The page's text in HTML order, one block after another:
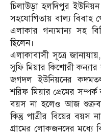
চিলাউড়া হলদিপুর
সহযোগিতায় বাল্য বিবাহ
এলাকার গন্যমান্য সহ
ছিলেন।
এলাকাবাসী সূত্রে
সুফি মিয়ার কিশোরী কন্যার
জগদল ইউনিয়নের
শরিফ মিয়ার প্রেমের
বয়স না হলেও আজ
কিন্তু পাত্রীর বিয়ের
গ্রামের লোকজনদের মধ্যে